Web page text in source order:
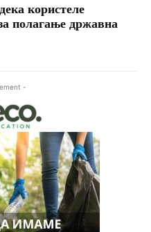
користеле
полагање државна
-